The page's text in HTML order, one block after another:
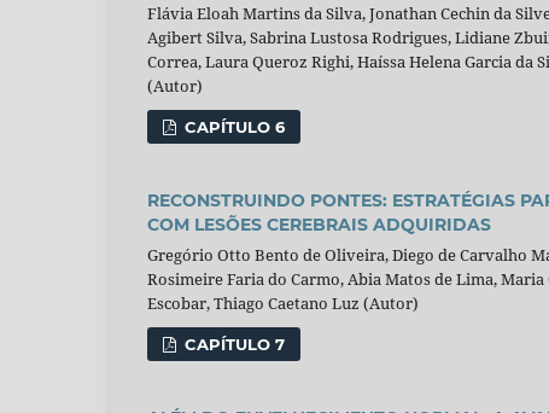
Flávia Eloah Martins da Silva, Jonathan Cechin da
Agibert Silva, Sabrina Lustosa Rodrigues, Lidiane
Correa, Laura Queroz Righi, Haíssa Helena Garcia
(Autor)
CAPÍTULO 6
RECONSTRUINDO PONTES: ESTRATÉGIAS
COM LESÕES CEREBRAIS ADQUIRIDAS
Gregório Otto Bento de Oliveira, Diego de Carvalho
Rosimeire Faria do Carmo, Abia Matos de Lima,
Escobar, Thiago Caetano Luz (Autor)
CAPÍTULO 7